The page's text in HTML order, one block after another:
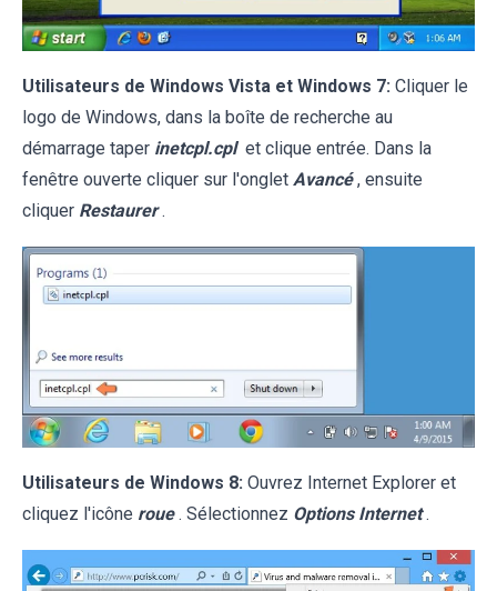
Utilisateurs de Windows Vista et Windows 7: Cliquer le
logo de Windows, dans la boîte de recherche au
démarrage taper inetcpl.cpl et clique entrée. Dans la
fenêtre ouverte cliquer sur l'onglet Avancé , ensuite
cliquer Restaurer .
Utilisateurs de Windows 8: Ouvrez Internet Explorer et
cliquez l'icône roue . Sélectionnez Options Internet .